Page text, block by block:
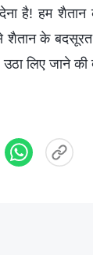
है! हम
शैतान के
लिए जाने की